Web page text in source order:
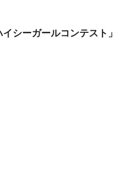
イシーガールコンテスト」